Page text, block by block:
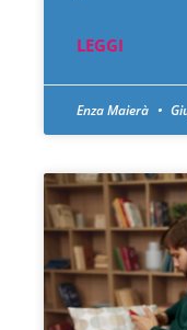
LEGGI
Enza Maierà